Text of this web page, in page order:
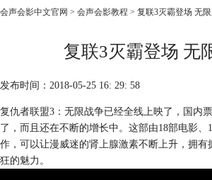
会声会影中文官网 > 会声会影教程 > 复联3灭霸登场 无
复联3灭霸登场 无
发布时间：2018-05-25 16: 29: 58
复仇者联盟3：无限战争已经全线上映了，国内
了，而且还在不断的增长中。这部由18部电影、
作，可以让漫威迷的肾上腺激素不断上升，拥
狂的魅力。